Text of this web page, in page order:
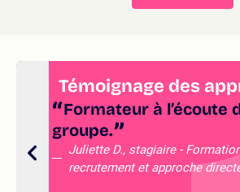
Témoignage des
Formateur à l’écoute
groupe.
Juliette D., stagiaire -
recrutement et approche